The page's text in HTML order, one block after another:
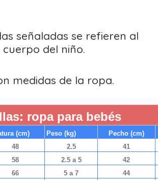
señaladas se refieren al
cuerpo del niño.
medidas de la ropa.
ropa para bebés
(cm) Peso (kg)
Pecho (cm)
48 2.5
41
58 2.5 a 5
42
66 5 a 7
44